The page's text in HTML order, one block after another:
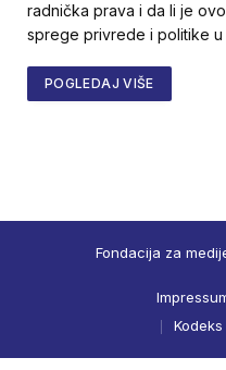
radnička prava i da li je
sprege privrede i politike u
POGLEDAJ VIŠE
Fondacija za